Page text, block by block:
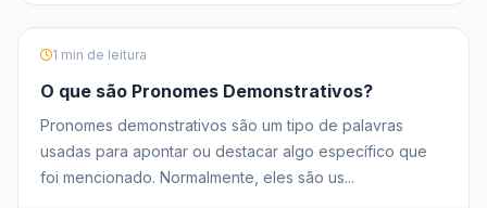
1 min de leitura
O que são Pronomes Demonstrativos?
Pronomes demonstrativos são um tipo de palavras
usadas para apontar ou destacar algo específico que
foi mencionado. Normalmente, eles são us...